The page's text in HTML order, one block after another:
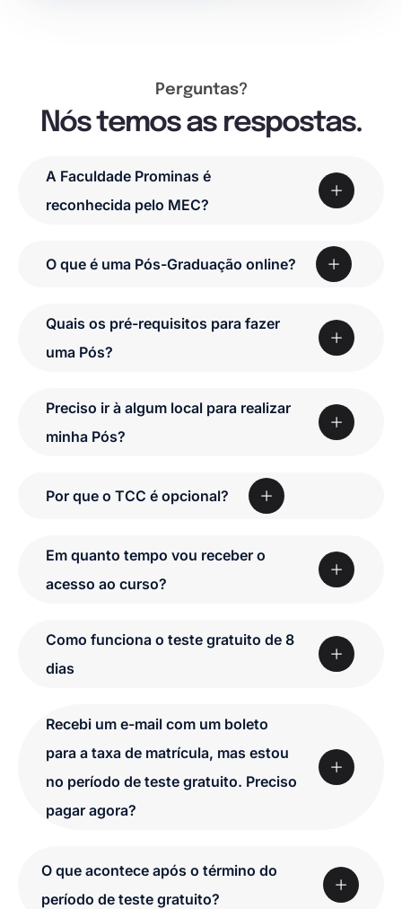
Perguntas?
Nós temos as respostas.
A Faculdade Prominas é
reconhecida pelo MEC?
O que é uma Pós-Graduação online?
Quais os pré-requisitos para fazer
uma Pós?
Preciso ir à algum local para realizar
minha Pós?
Por que o TCC é opcional?
Em quanto tempo vou receber o
acesso ao curso?
Como funciona o teste gratuito de 8
dias
Recebi um e-mail com um boleto
para a taxa de matrícula, mas estou
no período de teste gratuito. Preciso
pagar agora?
O que acontece após o término do
período de teste gratuito?